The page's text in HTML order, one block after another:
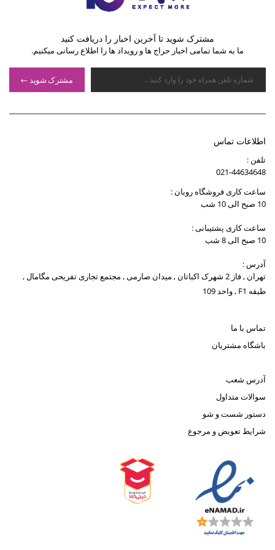
مشترک شوید تا آخرین اخبار را دریافت کنید
ما به شما تمامی اخبار حراج ها و رویداد ها را اطلاع رسانی میکنیم.
مشترک شوید
اطلاعات تماس
تلفن :
021-44634648
ساعت کاری فروشگاه روبان :
10 صبح الی 10 شب
ساعت کاری پشتیبانی :
10 صبح الی 8 شب
آدرس :
تهران , فاز 2 شهرک اکباتان , میدان صارمی , مجتمع تجاری تفریحی مگامال ,
طبقه F1 , واحد 109
تماس با ما
باشگاه مشتریان
آدرس شعب
سوالات متداول
دستور شست و شو
شرایط تعویض و مرجوع